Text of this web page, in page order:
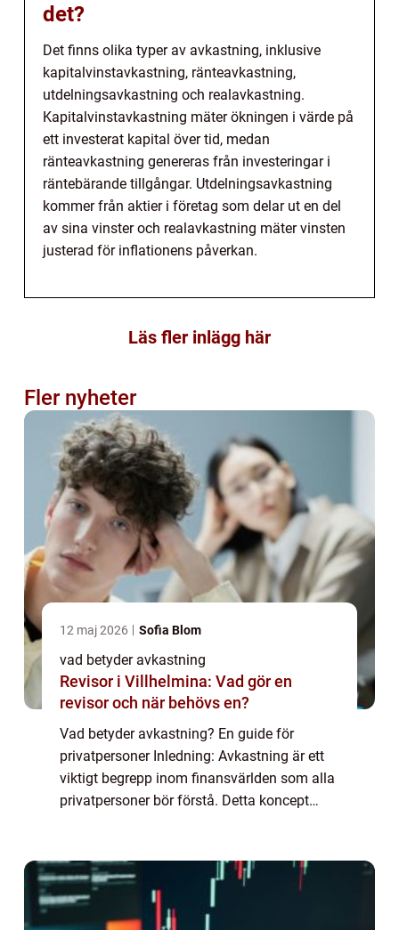
det?
Det finns olika typer av avkastning, inklusive
kapitalvinstavkastning, ränteavkastning,
utdelningsavkastning och realavkastning.
Kapitalvinstavkastning mäter ökningen i värde på
ett investerat kapital över tid, medan
ränteavkastning genereras från investeringar i
räntebärande tillgångar. Utdelningsavkastning
kommer från aktier i företag som delar ut en del
av sina vinster och realavkastning mäter vinsten
justerad för inflationens påverkan.
Läs fler inlägg här
Fler nyheter
12 maj 2026 Sofia Blom
vad betyder avkastning
Revisor i Villhelmina: Vad gör en
revisor och när behövs en?
Vad betyder avkastning? En guide för
privatpersoner Inledning: Avkastning är ett
viktigt begrepp inom finansvärlden som alla
privatpersoner bör förstå. Detta koncept
tillväx...